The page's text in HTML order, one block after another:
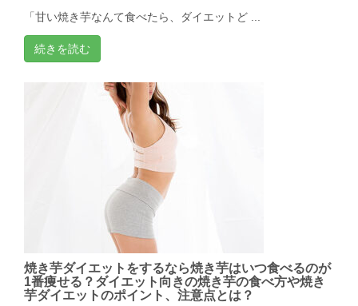
「甘い焼き芋なんて食べたら、ダイエットど ...
続きを読む
焼き芋ダイエットをするなら焼き芋はいつ食べるのが
1番痩せる？ダイエット向きの焼き芋の食べ方や焼き
芋ダイエットのポイント、注意点とは？